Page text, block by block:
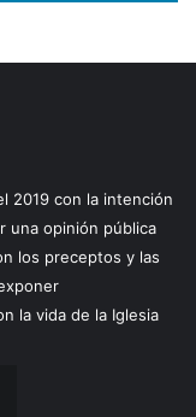
2019 con la intención
una opinión pública
los preceptos y las
la vida de la Iglesia